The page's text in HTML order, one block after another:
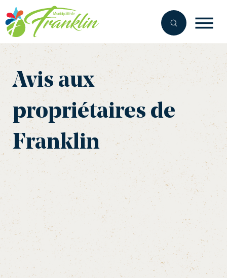
Aller
au
contenu
Avis aux
propriétaires de
Franklin